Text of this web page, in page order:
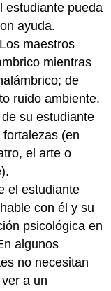
estudiante pueda
ayuda.
maestros
mientras
de
ruido ambiente.
su estudiante
(en
el arte o
el estudiante
con él y su
psicológica en
algunos
no necesitan
a un